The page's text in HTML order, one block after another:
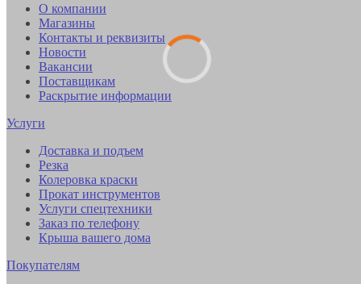
О компании
Магазины
Контакты и реквизиты
Новости
Вакансии
Поставщикам
Раскрытие информации
Услуги
Доставка и подъем
Резка
Колеровка краски
Прокат инструментов
Услуги спецтехники
Заказ по телефону
Крыша вашего дома
Покупателям